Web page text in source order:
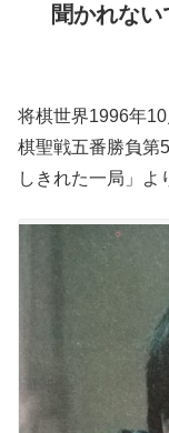
聞かれない
将棋世界1996年
棋聖戦五番勝負第
しきれた一局」よ